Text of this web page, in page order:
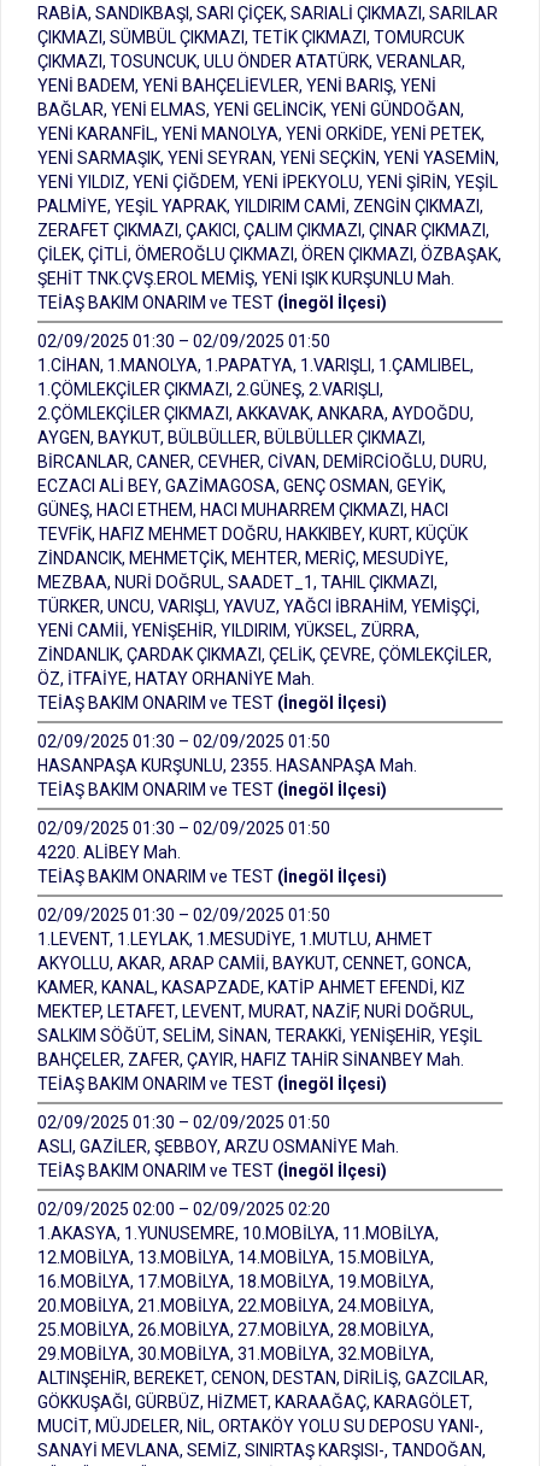
RABİA, SANDIKBAŞI, SARI ÇİÇEK, SARIALİ ÇIKMAZI, SARILAR
ÇIKMAZI, SÜMBÜL ÇIKMAZI, TETİK ÇIKMAZI, TOMURCUK
ÇIKMAZI, TOSUNCUK, ULU ÖNDER ATATÜRK, VERANLAR,
YENİ BADEM, YENİ BAHÇELİEVLER, YENİ BARIŞ, YENİ
BAĞLAR, YENİ ELMAS, YENİ GELİNCİK, YENİ GÜNDOĞAN,
YENİ KARANFİL, YENİ MANOLYA, YENİ ORKİDE, YENİ PETEK,
YENİ SARMAŞIK, YENİ SEYRAN, YENİ SEÇKİN, YENİ YASEMİN,
YENİ YILDIZ, YENİ ÇİĞDEM, YENİ İPEKYOLU, YENİ ŞİRİN, YEŞİL
PALMİYE, YEŞİL YAPRAK, YILDIRIM CAMİ, ZENGİN ÇIKMAZI,
ZERAFET ÇIKMAZI, ÇAKICI, ÇALIM ÇIKMAZI, ÇINAR ÇIKMAZI,
ÇİLEK, ÇİTLİ, ÖMEROĞLU ÇIKMAZI, ÖREN ÇIKMAZI, ÖZBAŞAK,
ŞEHİT TNK.ÇVŞ.EROL MEMİŞ, YENİ IŞIK KURŞUNLU Mah.
TEİAŞ BAKIM ONARIM ve TEST (İnegöl İlçesi)
02/09/2025 01:30 – 02/09/2025 01:50
1.CİHAN, 1.MANOLYA, 1.PAPATYA, 1.VARIŞLI, 1.ÇAMLIBEL,
1.ÇÖMLEKÇİLER ÇIKMAZI, 2.GÜNEŞ, 2.VARIŞLI,
2.ÇÖMLEKÇİLER ÇIKMAZI, AKKAVAK, ANKARA, AYDOĞDU,
AYGEN, BAYKUT, BÜLBÜLLER, BÜLBÜLLER ÇIKMAZI,
BİRCANLAR, CANER, CEVHER, CİVAN, DEMİRCİOĞLU, DURU,
ECZACI ALİ BEY, GAZİMAGOSA, GENÇ OSMAN, GEYİK,
GÜNEŞ, HACI ETHEM, HACI MUHARREM ÇIKMAZI, HACI
TEVFİK, HAFIZ MEHMET DOĞRU, HAKKIBEY, KURT, KÜÇÜK
ZİNDANCIK, MEHMETÇİK, MEHTER, MERİÇ, MESUDİYE,
MEZBAA, NURİ DOĞRUL, SAADET_1, TAHIL ÇIKMAZI,
TÜRKER, UNCU, VARIŞLI, YAVUZ, YAĞCI İBRAHİM, YEMİŞÇİ,
YENİ CAMİİ, YENİŞEHİR, YILDIRIM, YÜKSEL, ZÜRRA,
ZİNDANLIK, ÇARDAK ÇIKMAZI, ÇELİK, ÇEVRE, ÇÖMLEKÇİLER,
ÖZ, İTFAİYE, HATAY ORHANİYE Mah.
TEİAŞ BAKIM ONARIM ve TEST (İnegöl İlçesi)
02/09/2025 01:30 – 02/09/2025 01:50
HASANPAŞA KURŞUNLU, 2355. HASANPAŞA Mah.
TEİAŞ BAKIM ONARIM ve TEST (İnegöl İlçesi)
02/09/2025 01:30 – 02/09/2025 01:50
4220. ALİBEY Mah.
TEİAŞ BAKIM ONARIM ve TEST (İnegöl İlçesi)
02/09/2025 01:30 – 02/09/2025 01:50
1.LEVENT, 1.LEYLAK, 1.MESUDİYE, 1.MUTLU, AHMET
AKYOLLU, AKAR, ARAP CAMİİ, BAYKUT, CENNET, GONCA,
KAMER, KANAL, KASAPZADE, KATİP AHMET EFENDİ, KIZ
MEKTEP, LETAFET, LEVENT, MURAT, NAZİF, NURİ DOĞRUL,
SALKIM SÖĞÜT, SELİM, SİNAN, TERAKKİ, YENİŞEHİR, YEŞİL
BAHÇELER, ZAFER, ÇAYIR, HAFIZ TAHİR SİNANBEY Mah.
TEİAŞ BAKIM ONARIM ve TEST (İnegöl İlçesi)
02/09/2025 01:30 – 02/09/2025 01:50
ASLI, GAZİLER, ŞEBBOY, ARZU OSMANİYE Mah.
TEİAŞ BAKIM ONARIM ve TEST (İnegöl İlçesi)
02/09/2025 02:00 – 02/09/2025 02:20
1.AKASYA, 1.YUNUSEMRE, 10.MOBİLYA, 11.MOBİLYA,
12.MOBİLYA, 13.MOBİLYA, 14.MOBİLYA, 15.MOBİLYA,
16.MOBİLYA, 17.MOBİLYA, 18.MOBİLYA, 19.MOBİLYA,
20.MOBİLYA, 21.MOBİLYA, 22.MOBİLYA, 24.MOBİLYA,
25.MOBİLYA, 26.MOBİLYA, 27.MOBİLYA, 28.MOBİLYA,
29.MOBİLYA, 30.MOBİLYA, 31.MOBİLYA, 32.MOBİLYA,
ALTINŞEHİR, BEREKET, CENON, DESTAN, DİRİLİŞ, GAZCILAR,
GÖKKUŞAĞI, GÜRBÜZ, HİZMET, KARAAĞAÇ, KARAGÖLET,
MUCİT, MÜJDELER, NİL, ORTAKÖY YOLU SU DEPOSU YANI-,
SANAYİ MEVLANA, SEMİZ, SINIRTAŞ KARŞISI-, TANDOĞAN,